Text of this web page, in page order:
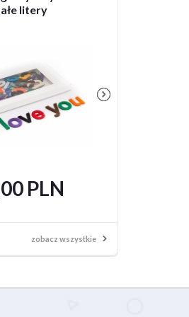
litery
PLN
zobacz wszystkie